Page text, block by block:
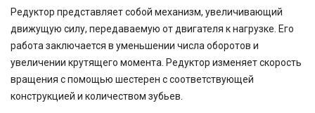
Редуктор представляет собой механизм, увеличивающий
движущую силу, передаваемую от двигателя к нагрузке. Его
работа заключается в уменьшении числа оборотов и
увеличении крутящего момента. Редуктор изменяет скорость
вращения с помощью шестерен с соответствующей
конструкцией и количеством зубьев.